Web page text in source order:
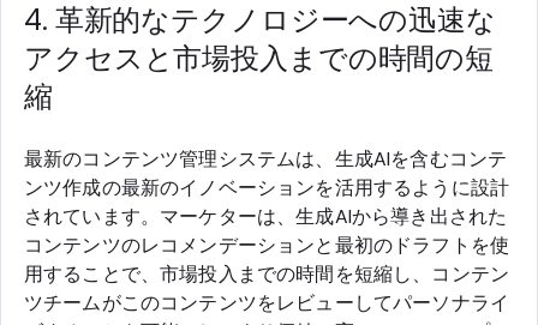
4. 革新的なテクノロジーへの迅速な
アクセスと市場投入までの時間の短
縮
最新のコンテンツ管理システムは、生成AIを含むコンテ
ンツ作成の最新のイノベーションを活用するように設計
されています。マーケターは、生成AIから導き出された
コンテンツのレコメンデーションと最初のドラフトを使
用することで、市場投入までの時間を短縮し、コンテン
ツチームがこのコンテンツをレビューしてパーソナライ